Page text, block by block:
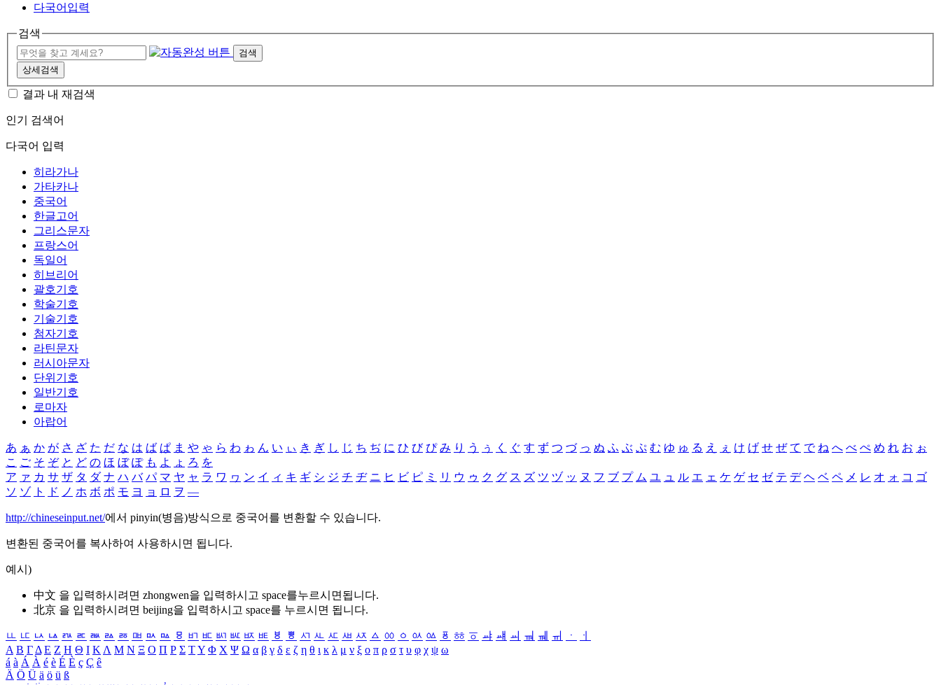
다국어입력
검색
검색
상세검색
결과 내 재검색
인기 검색어
다국어 입력
히라가나
가타카나
중국어
한글고어
그리스문자
프랑스어
독일어
히브리어
괄호기호
학술기호
기술기호
첨자기호
라틴문자
러시아문자
단위기호
일반기호
로마자
아랍어
あ ぁ か が さ ざ た だ な は ば ぱ ま や ゃ ら わ ゎ ん い ぃ き ぎ し じ ち ぢ に ひ び ぴ み り う ぅ く ぐ す ず つ づ っ ぬ ふ ぶ ぷ む ゆ ゅ る え ぇ け げ せ ぜ て で ね へ べ ぺ め れ お ぉ
こ ご そ ぞ と ど の ほ ぼ ぽ も よ ょ ろ を
ア ァ カ サ ザ タ ダ ナ ハ バ パ マ ヤ ャ ラ ワ ヮ ン イ ィ キ ギ シ ジ チ ヂ ニ ヒ ビ ピ ミ リ ウ ゥ ク グ ス ズ ツ ヅ ッ ヌ フ ブ プ ム ユ ュ ル エ ェ ケ ゲ セ ゼ テ デ ヘ ベ ペ メ レ オ ォ コ ゴ
ソ ゾ ト ド ノ ホ ボ ポ モ ヨ ョ ロ ヲ ―
http://chineseinput.net/에서 pinyin(병음)방식으로 중국어를 변환할 수 있습니다.
변환된 중국어를 복사하여 사용하시면 됩니다.
예시)
中文 을 입력하시려면 zhongwen을 입력하시고 space를누르시면됩니다.
北京 을 입력하시려면 beijing을 입력하시고 space를 누르시면 됩니다.
ㅥ ㅦ ㅧ ㅨ ㅩ ㅪ ㅫ ㅬ ㅭ ㅮ ㅯ ㅰ ㅱ ㅲ ㅳ ㅴ ㅵ ㅶ ㅷ ㅸ ㅹ ㅺ ㅻ ㅼ ㅽ ㅾ ㅿ ㆀ ㆁ ㆂ ㆃ ㆄ ㆅ ㆆ ㆇ ㆈ ㆉ ㆊ ㆋ ㆌ ㆍ
ㆎ
Α Β ΓΔ Ε Ζ Η Θ Ι ΚΛ Μ Ν Ξ Ο Π Ρ Σ ΤΥ Φ Χ Ψ Ω α β γ δ ε ζ η θ ι κ λ μ ν ξ ο π ρ σ τ υ φ χ ψ ω
á à Á À é è É È ç Ç ê
Ä Ö Ü ä ö ü ß